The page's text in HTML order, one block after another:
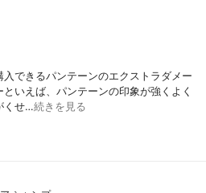
入できるパンテーンのエクストラダメー
いえば、パンテーンの印象が強くよく
くせ…続きを見る